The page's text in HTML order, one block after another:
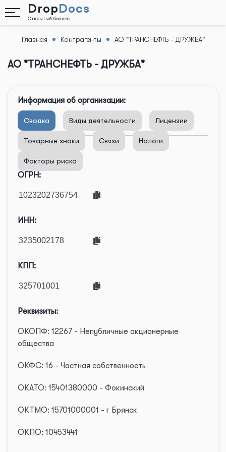
DropDocs
Открытый бизнес
Назад
Главная Контрагенты АО "ТРАНСНЕФТЬ - ДРУЖБА"
АО "ТРАНСНЕФТЬ - ДРУЖБА"
Информация об организации:
Сводка Виды деятельности Лицензии
Товарные знаки Связи Налоги
Факторы риска
ОГРН:
ИНН:
КПП:
Реквизиты:
ОКОПФ: 12267 - Непубличные акционерные
общества
ОКФС: 16 - Частная собственность
ОКАТО: 15401380000 - Фокинский
ОКТМО: 15701000001 - г Брянск
ОКПО: 10453441